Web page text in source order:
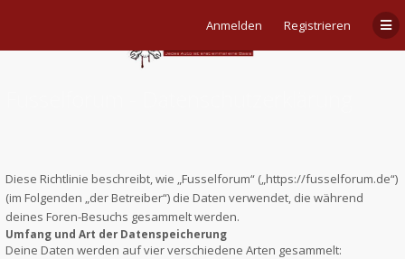
Anmelden Registrieren
Diese Richtlinie beschreibt, wie „Fusselforum“ („https://fusselforum.de“)
(im Folgenden „der Betreiber“) die Daten verwendet, die während
deines Foren-Besuchs gesammelt werden.
Umfang und Art der Datenspeicherung
Deine Daten werden auf vier verschiedene Arten gesammelt: